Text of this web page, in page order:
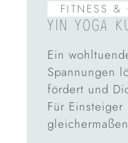
FITNESS &
YIN YOGA
Ein
Spannungen
fördert und
Für